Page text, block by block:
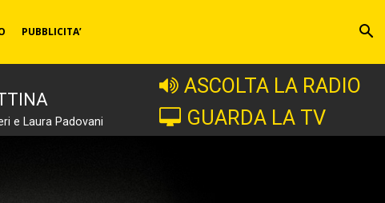
PUBBLICITA’
e Laura Padovani
ASCOLTA LA RADIO
GUARDA LA TV